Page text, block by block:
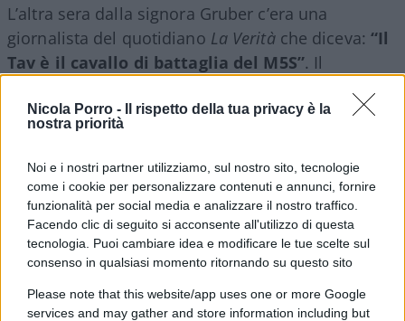
Nicola Porro -
Il rispetto della tua privacy è la
nostra priorità
Noi e i nostri partner utilizziamo, sul nostro sito, tecnologie
come i cookie per personalizzare contenuti e annunci, fornire
funzionalità per social media e analizzare il nostro traffico.
Facendo clic di seguito si acconsente all'utilizzo di questa
tecnologia. Puoi cambiare idea e modificare le tue scelte sul
consenso in qualsiasi momento ritornando su questo sito
Please note that this website/app uses one or more Google
services and may gather and store information including but
L’altra sera dalla signora Gruber c’era una
giornalista del quotidiano La Veritàche diceva: “Il
Tav è il cavallo di battaglia del M5S”. Il
nell’ordine: fatto ridere il mondo; isolato l’Italia;
interrotto una delle vie di comunicazione più
antiche in Europa che dal Rinascimento in poi ha
fatto la fortuna della borghesia italiana;
dimostrato che, come l’élite precedente, è al
governo ma non governa con la differenza, però,
che la nuova élite popolare è anche incapace di